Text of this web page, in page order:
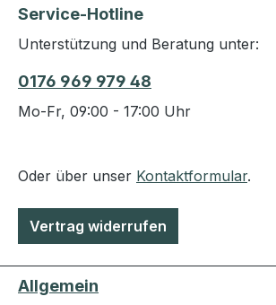
Service-Hotline
Unterstützung und Beratung unter:
0176 969 979 48
Mo-Fr, 09:00 - 17:00 Uhr
Oder über unser Kontaktformular.
Vertrag widerrufen
Allgemein